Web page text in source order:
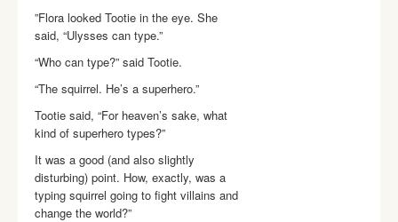
”Flora looked Tootie in the eye. She
said, “Ulysses can type.”
“Who can type?” said Tootie.
“The squirrel. He’s a superhero.”
Tootie said, “For heaven’s sake, what
kind of superhero types?”
It was a good (and also slightly
disturbing) point. How, exactly, was a
typing squirrel going to fight villains and
change the world?”